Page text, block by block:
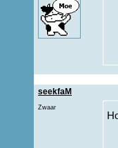
seekfaM
Zwaar